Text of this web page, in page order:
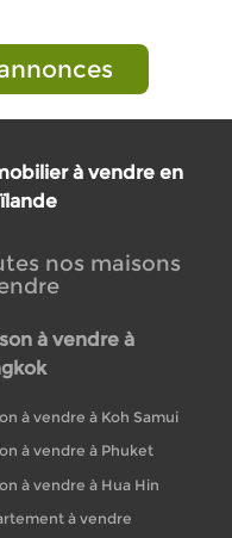
à vendre en
nos maisons
à vendre à
à vendre à Koh Samui
à vendre à Phuket
à vendre à Hua Hin
à vendre